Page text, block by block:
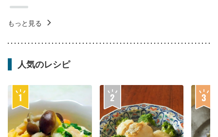
もっと見る
人気のレシピ